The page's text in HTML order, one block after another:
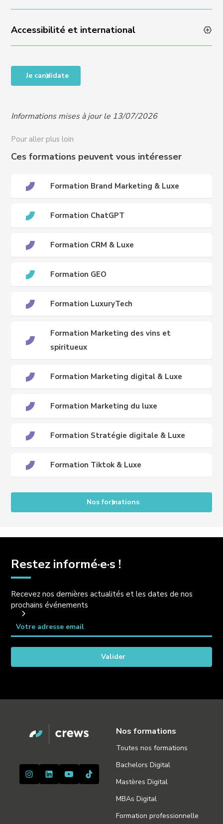
Experience : réponse sous 48 heures
Taux de satisfaction en fin de formation : 90%
Taux de satisfaction sur les compétences acquises :
Accessibilité et international
Accessibilité des personnes en situation de handicap,
RQTH, ou difficultés particulières, nous contacter
handicap@crews-education.com
Accessibilité des publics internationaux, nous
contacter :
international@crews-education.com
Je candidate
Informations mises à jour le 13/07/2026
Pour aller plus loin
Ces formations peuvent vous intéresser
Formation Brand Marketing & Luxe
Formation ChatGPT
Formation CRM & Luxe
Formation GEO
Formation LuxuryTech
Formation Marketing des vins et
spiritueux
Formation Marketing digital & Luxe
Formation Marketing du luxe
Formation Stratégie digitale & Luxe
Formation Tiktok & Luxe
Nos formations
Restez informé·e·s !
Recevez nos dernières actualités et les dates de nos
prochains événements
Nos formations
Toutes nos formations
Bachelors Digital
Mastères Digital
MBAs Digital
Formation professionnelle